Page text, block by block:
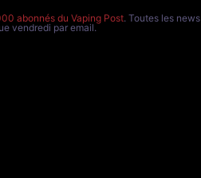
abonnés du Vaping Post. Toutes les news
vendredi par email.